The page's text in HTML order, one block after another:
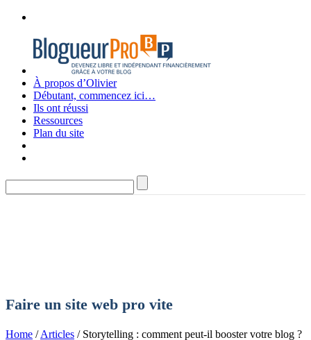
À propos d’Olivier
Débutant, commencez ici…
Ils ont réussi
Ressources
Plan du site
Faire un site web pro vite
Home /Articles / Storytelling : comment peut-il booster votre blog ?